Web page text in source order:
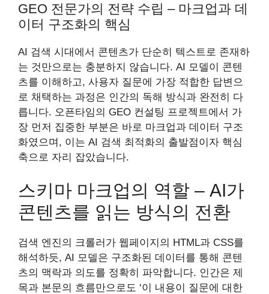
GEO 전문가의 전략 수립 – 마크업과 데
이터 구조화의 핵심
AI 검색 시대에서 콘텐츠가 단순히 텍스트로 존재하
는 것만으로는 충분하지 않습니다. AI 모델이 콘텐
츠를 이해하고, 사용자 질문에 가장 적합한 답변으
로 채택하는 과정은 인간의 독해 방식과 완전히 다
릅니다. 오픈타임의 GEO 컨설팅 프로젝트에서 가
장 먼저 집중한 부분은 바로 마크업과 데이터 구조
화였으며, 이는 AI 검색 최적화의 출발점이자 핵심
축으로 자리 잡았습니다.
스키마 마크업의 역할 – AI가
콘텐츠를 읽는 방식의 전환
검색 엔진의 크롤러가 웹페이지의 HTML과 CSS를
해석하듯, AI 모델은 구조화된 데이터를 통해 콘텐
츠의 맥락과 의도를 정확히 파악합니다. 인간은 제
목과 본문의 흐름만으로도 ‘이 내용이 질문에 대한